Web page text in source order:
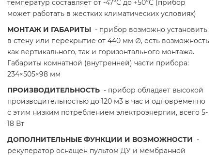
температур составляет от -47°С до +50°С (прибор
может работать в жестких климатических условиях)
МОНТАЖ И ГАБАРИТЫ - прибор возможно установить
в стену или перекрытие от 440 мм ∅, есть возможность
как вертикального, так и горизонтального монтажа.
Габариты комнатной (внутренней) части прибора:
234×505×98 мм
ПРОИЗВОДИТЕЛЬНОСТЬ - прибор обладает высокой
производительностью до 120 м3 в час и одновременно
с этим низким потреблением электроэнергии, всего 5-
18 Вт
ДОПОЛНИТЕЛЬНЫЕ ФУНКЦИИ И ВОЗМОЖНОСТИ -
рекуператор оснащен пультом ДУ и мембранной